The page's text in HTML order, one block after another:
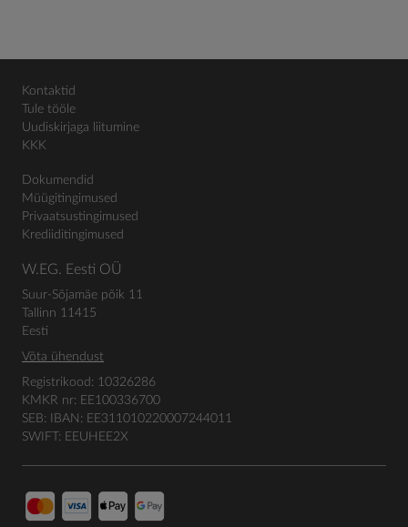
Kontaktid
Tule tööle
Uudiskirjaga liitumine
KKK
Dokumendid
Müügitingimused
Privaatsustingimused
Krediiditingimused
W.EG. Eesti OÜ
Suur-Sõjamäe põik 11
Tallinn 11415
Eesti
Võta ühendust
Registrikood: 10326286
KMKR nr: EE100336700
SEB: IBAN: EE311010220007244011
SWIFT: EEUHEE2X